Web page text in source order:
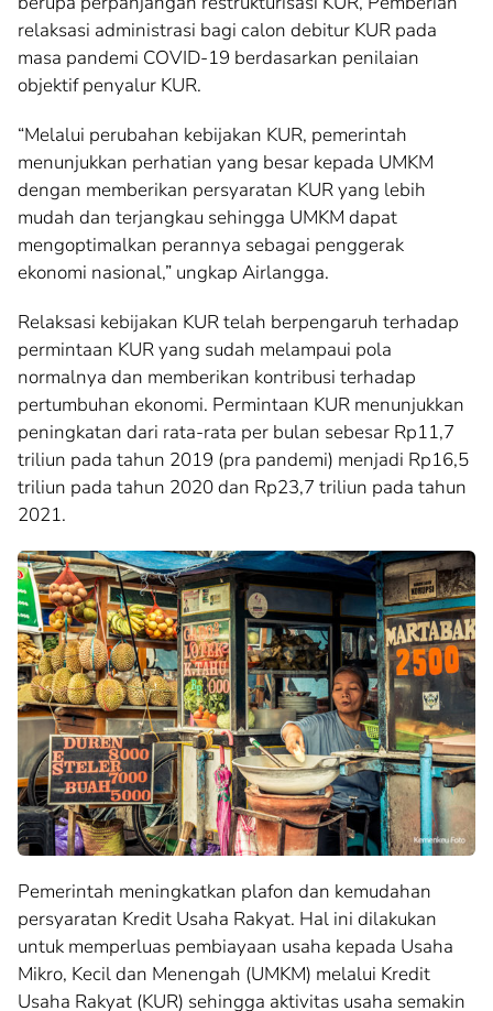
relaksasi administrasi bagi calon debitur KUR pada
masa pandemi COVID-19 berdasarkan penilaian
objektif penyalur KUR.
“Melalui perubahan kebijakan KUR, pemerintah
menunjukkan perhatian yang besar kepada UMKM
dengan memberikan persyaratan KUR yang lebih
mudah dan terjangkau sehingga UMKM dapat
mengoptimalkan perannya sebagai penggerak
ekonomi nasional,” ungkap Airlangga.
Relaksasi kebijakan KUR telah berpengaruh terhadap
permintaan KUR yang sudah melampaui pola
normalnya dan memberikan kontribusi terhadap
pertumbuhan ekonomi. Permintaan KUR menunjukkan
peningkatan dari rata-rata per bulan sebesar Rp11,7
triliun pada tahun 2019 (pra pandemi) menjadi Rp16,5
triliun pada tahun 2020 dan Rp23,7 triliun pada tahun
2021.
Pemerintah meningkatkan plafon dan kemudahan
persyaratan Kredit Usaha Rakyat. Hal ini dilakukan
untuk memperluas pembiayaan usaha kepada Usaha
Mikro, Kecil dan Menengah (UMKM) melalui Kredit
Usaha Rakyat (KUR) sehingga aktivitas usaha semakin